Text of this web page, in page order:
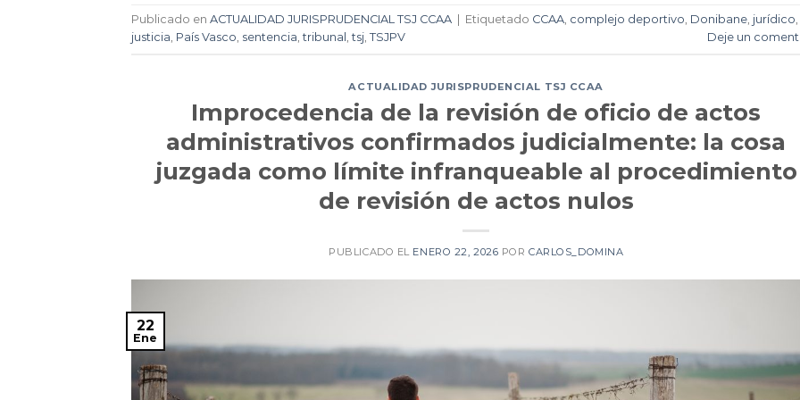
Publicado en ACTUALIDAD JURISPRUDENCIAL TSJ CCAA Etiquetado CCAA, complejo deportivo, Donibane, jurídico,
justicia, País Vasco, sentencia,tribunal ,tsj, TSJPV Deje un
ACTUALIDAD JURISPRUDENCIAL TSJ CCAA
Improcedencia de la revisión de oficio de actos
administrativos confirmados judicialmente: la cosa
juzgada como límite infranqueable al procedimiento
de revisión de actos nulos
PUBLICADO EL ENERO 22, 2026 PORCARLOS_DOMINA
22
Ene